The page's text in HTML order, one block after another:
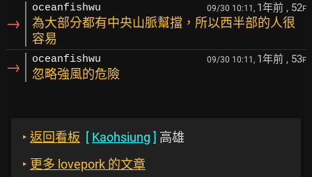
→
oceanfishwu 09/30 10:11, 1年前 , 52F
為大部分都有中央山脈幫擋，所以西半部的人很
容易
→ oceanfishwu 09/30 10:11, 1年前 , 53F
忽略強風的危險
‣ 返回看板 [ Kaohsiung ] 高雄
‣ 更多 lovepork 的文章